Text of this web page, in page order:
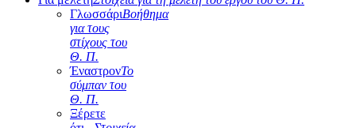
ΓλωσσάριΒοήθημα
για τους
στίχους του
Θ. Π.
ΈναστρονΤο
σύμπαν του
Θ. Π.
Ξέρετε